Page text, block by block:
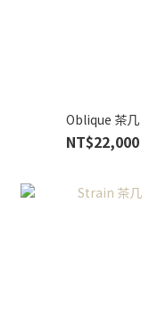
Oblique 茶几
NT$22,000